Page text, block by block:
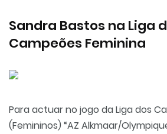
Sandra Bastos na Liga
Campeões Feminina
Para actuar no jogo da Liga dos
(Femininos) “AZ Alkmaar/